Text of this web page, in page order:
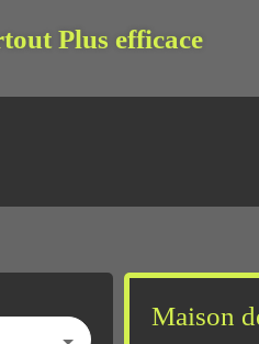
Plus efficace
Maison